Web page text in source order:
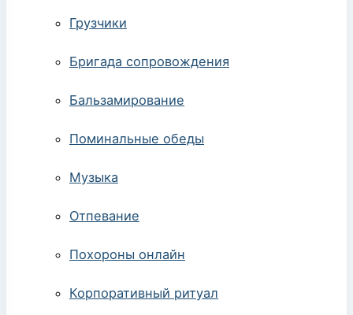
Грузчики
Бригада сопровождения
Бальзамирование
Поминальные обеды
Музыка
Отпевание
Похороны онлайн
Корпоративный ритуал